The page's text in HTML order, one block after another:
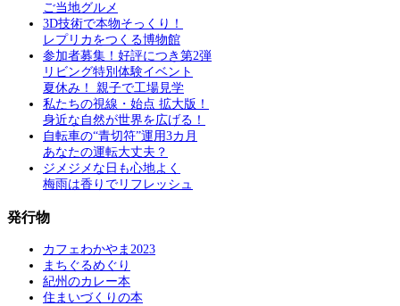
ご当地グルメ
3D技術で本物そっくり！
レプリカをつくる博物館
参加者募集！好評につき第2弾
リビング特別体験イベント
夏休み！ 親子で工場見学
私たちの視線・始点 拡大版！
身近な自然が世界を広げる！
自転車の“青切符”運用3カ月
あなたの運転大丈夫？
ジメジメな日も心地よく
梅雨は香りでリフレッシュ
発行物
カフェわかやま2023
まちぐるめぐり
紀州のカレー本
住まいづくりの本